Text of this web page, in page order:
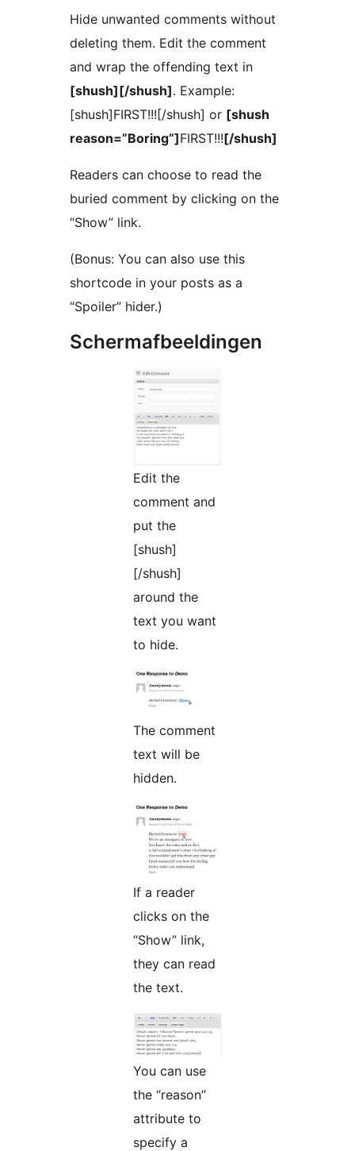
Hide unwanted comments without
deleting them. Edit the comment
and wrap the offending text in
[shush][/shush]. Example:
[shush]FIRST!!![/shush] or [shush
reason=”Boring”]FIRST!!![/shush]
Readers can choose to read the
buried comment by clicking on the
“Show” link.
(Bonus: You can also use this
shortcode in your posts as a
“Spoiler” hider.)
Schermafbeeldingen
Edit the
comment and
put the
[shush]
[/shush]
around the
text you want
to hide.
The comment
text will be
hidden.
If a reader
clicks on the
“Show” link,
they can read
the text.
You can use
the “reason”
attribute to
specify a